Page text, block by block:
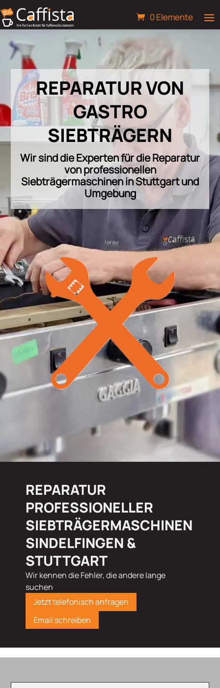
0 Elemente
REPARATUR VON
GASTRO
SIEBTRÄGERN
Wir sind die Experten für die Reparatur
von professionellen
Siebträgermaschinen in Stuttgart und
Umgebung
REPARATUR
PROFESSIONELLER
SIEBTRÄGERMASCHINEN
SINDELFINGEN &
STUTTGART
Wir kennen die Fehler, die andere lange
suchen
Jetzt telefonisch anfragen
Email schreiben